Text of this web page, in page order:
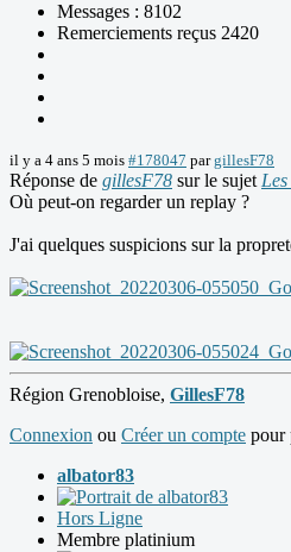
Messages : 8102
Remerciements reçus 2420
il y a 4 ans 5 mois #178047 pargillesF78
Réponse de gillesF78 sur le sujet
Où peut-on regarder un replay ?
J'ai quelques suspicions sur la
Région Grenobloise, GillesF78
Connexion ou Créer un compte pour
albator83
Hors Ligne
Membre platinium